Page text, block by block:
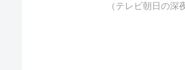
（テレビ朝日の深